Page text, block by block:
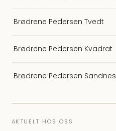
Brødrene Pedersen Tvedt
Brødrene Pedersen Kvadrat
Brødrene Pedersen Sandnes
AKTUELT HOS OSS